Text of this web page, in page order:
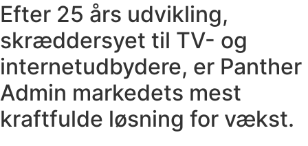
Efter 25 års udvikling,
skræddersyet til TV- og
internetudbydere, er Panther
Admin markedets mest
kraftfulde løsning for vækst.